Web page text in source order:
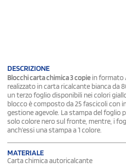
DESCRIZIONE
Blocchi carta chimica 3 copie in formato
realizzato in carta ricalcante bianca da
un terzo foglio disponibili nei colori
blocco è composto da 25 fascicoli con
gestione agevole. La stampa del foglio
solo colore nero sul fronte, mentre, i
anch’essi una stampa a 1 colore.
MATERIALE
Carta chimica autoricalcante